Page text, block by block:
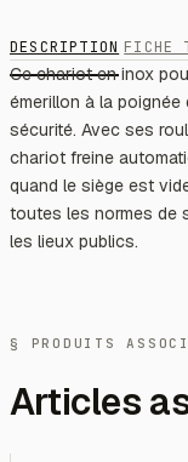
DESCRIPTION FICHE
Ce chariot en inox
émerillon à la
sécurité. Avec ses
chariot freine
quand le siège est
toutes les normes de
les lieux publics.
§ PRODUITS
Articles